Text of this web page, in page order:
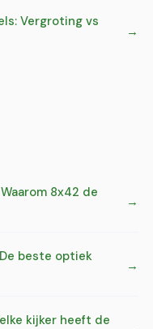
Vergroting vs
8x42 de
beste optiek
kijker heeft de